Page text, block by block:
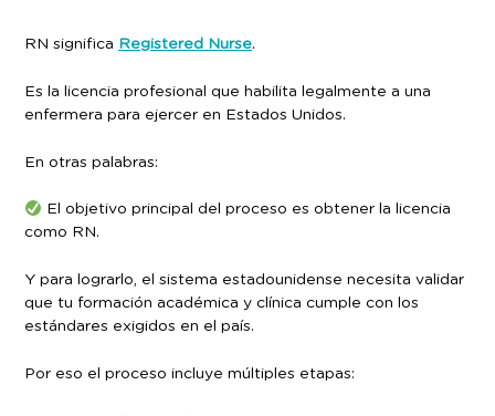
RN significa Registered Nurse.
Es la licencia profesional que habilita legalmente a una
enfermera para ejercer en Estados Unidos.
En otras palabras:
El objetivo principal del proceso es obtener la licencia
como RN.
Y para lograrlo, el sistema estadounidense necesita validar
que tu formación académica y clínica cumple con los
estándares exigidos en el país.
Por eso el proceso incluye múltiples etapas: